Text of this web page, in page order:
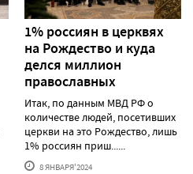
1% россиян в церквях
на Рождество и куда
делся миллион
православных
Итак, по данным МВД РФ о
количестве людей, посетивших
церкви на это Рождество, лишь
1% россиян приш......
8 ЯНВАРЯ'2024